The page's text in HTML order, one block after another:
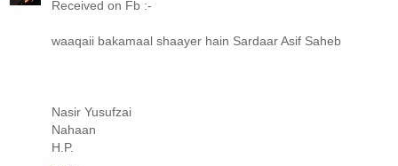
Received on Fb :-
waaqaii bakamaal shaayer hain Sardaar Asif Saheb
Nasir Yusufzai
Nahaan
H.P.